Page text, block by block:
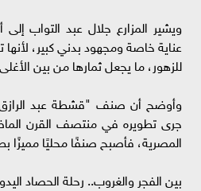
ويشير المزارع جلال عبد التواب
عناية خاصة ومجهود بدني كبير،
للزهور، ما يجعل ثمارها من بين
وأوضح أن صنف "قشطة عبد الرازق"
جرى تطويره في منتصف القرن
المصرية، فأصبح صنفًا محليًا مميزًا
بين الفجر والغروب.. رحلة الحصاد